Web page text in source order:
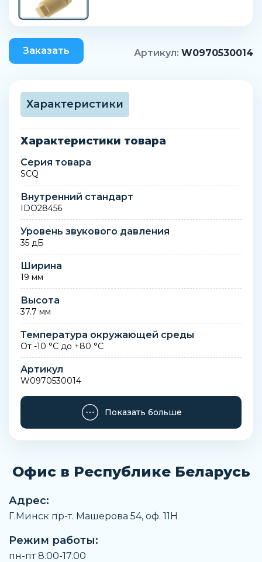
Заказать Артикул: W0970530014
Характеристики
Характеристики товара
Серия товара
SCQ
Внутренний стандарт
IDO28456
Уровень звукового давления
35 дБ
Ширина
19 мм
Высота
37.7 мм
Температура окружающей среды
От -10 °C до +80 °C
Артикул
W0970530014
Производитель
Максимальное рабочее давление
Присоединение
Тип присоединения на выходе
Наружная резьба
Материал корпуса
Латунь
Показать больше
Офис в Республике Беларусь
Адрес:
Г.Минск пр-т. Машерова 54, оф. 11H
Режим работы:
пн-пт 8.00-17.00